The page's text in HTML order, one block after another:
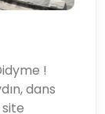
!
dans